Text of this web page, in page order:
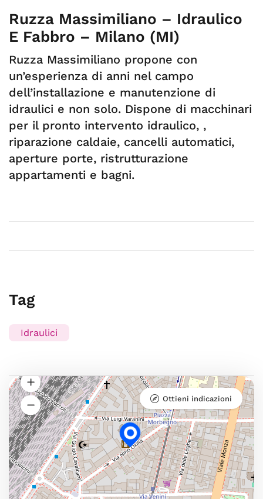
Ruzza Massimiliano – Idraulico
E Fabbro – Milano (MI)
Ruzza Massimiliano propone con
un’esperienza di anni nel campo
dell’installazione e manutenzione di
idraulici e non solo. Dispone di macchinari
per il pronto intervento idraulico, ,
riparazione caldaie, cancelli automatici,
aperture porte, ristrutturazione
appartamenti e bagni.
Tag
Idraulici
Ottieni indicazioni